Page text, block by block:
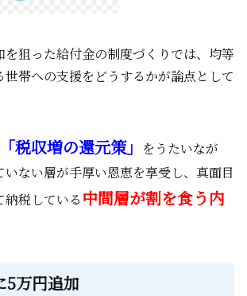
狙った給付金の制度づくりでは、均等
帯への支援をどうするかが論点として
税収増の還元策」
をうたいなが
いない層が手厚い恩恵を享受し、真面目
納税している 中間層が割を食う内
5万円追加